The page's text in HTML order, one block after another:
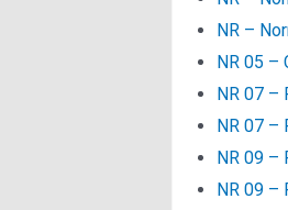
NR –
NR 05 –
NR 07 –
NR 07 –
NR 09 –
NR 09 –